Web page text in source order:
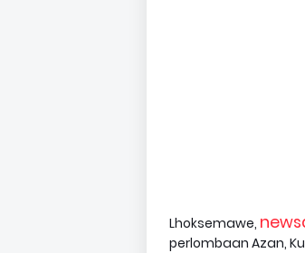
Lhoksemawe,
perlombaan Azan,